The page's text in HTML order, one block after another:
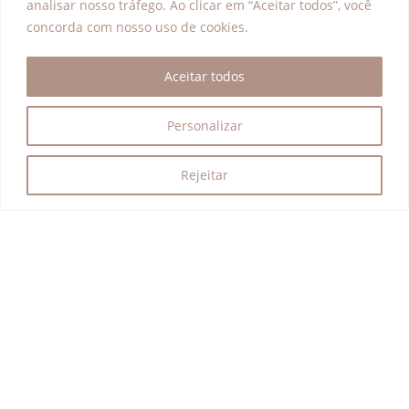
analisar nosso tráfego. Ao clicar em “Aceitar todos”, você
concorda com nosso uso de cookies.
Personalizar
Rejeitar
Aceitar todos
Endereço
Av. das Nações Unidas, 12.901
Brooklin
(Centro Empresarial Nações Unidas)
Programas Explorar